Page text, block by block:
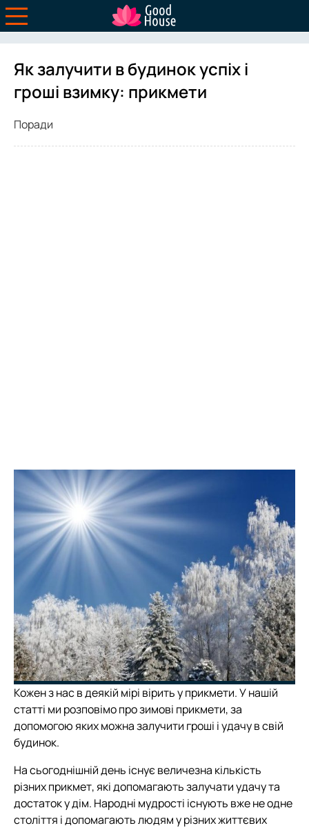
Як залучити в будинок успіх і
гроші взимку: прикмети
Поради
Кожен з нас в деякій мірі вірить у прикмети. У нашій
статті ми розповімо про зимові прикмети, за
допомогою яких можна залучити гроші і удачу в свій
будинок.
На сьогоднішній день існує величезна кількість
різних прикмет, які допомагають залучати удачу та
достаток у дім. Народні мудрості існують вже не одне
століття і допомагають людям у різних життєвих